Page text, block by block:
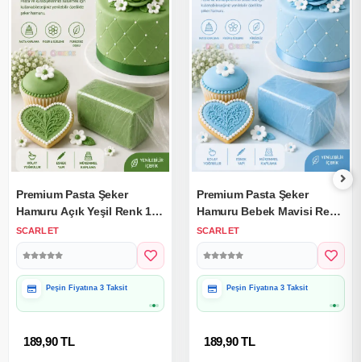
Premium Pasta Şeker
Hamuru Açık Yeşil Renk 1
Kg.
SCARLET
Peşin Fiyatına 3 Taksit
189,90 TL
Premium Pasta Şeker
Hamuru Bebek Mavisi Renk
1 Kg.
SCARLET
Peşin Fiyatına 3 Taksit
189,90 TL